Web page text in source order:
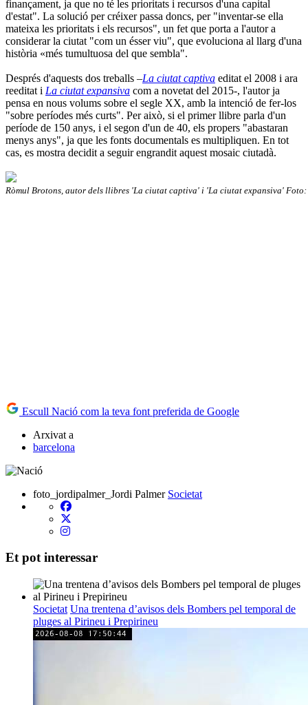
finançament, ja que no té les prioritats i recursos d'una capital
d'estat". La solució per créixer passa doncs, per "inventar-se ella
mateixa les prioritats i els recursos", un fet que porta a l'autor a
considerar la ciutat "com un ésser viu", que evoluciona al llarg d'una
història «més tumultuosa del que sembla".
Després d'aquests dos treballs –La ciutat captiva editat el 2008 i ara
reeditat i La ciutat expansiva com a novetat del 2015-, l'autor ja
pensa en nous volums sobre el segle XX, amb la intenció de fer-los
"sobre períodes més curts". Per això, si el primer llibre parla d'un
període de 150 anys, i el segon d'un de 40, els propers "abastaran
menys anys", ja que les fonts documentals es multipliquen. En tot
cas, es mostra decidit a seguir engrandit aquest mosaic ciutadà.
Ròmul Brotons, autor dels llibres 'La ciutat captiva' i 'La ciutat expansiva'
Escull Nació com la teva font preferida de Google
Arxivat a
barcelona
foto_jordipalmer_Jordi Palmer Societat
Et pot interessar
Societat Una trentena d’avisos dels Bombers pel temporal de
pluges al Pirineu i Prepirineu